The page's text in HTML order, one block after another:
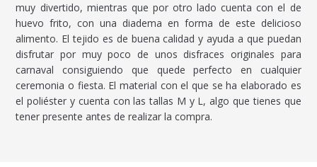
muy divertido, mientras que por otro lado cuenta con el de
huevo frito, con una diadema en forma de este delicioso
alimento. El tejido es de buena calidad y ayuda a que puedan
disfrutar por muy poco de unos disfraces originales para
carnaval consiguiendo que quede perfecto en cualquier
ceremonia o fiesta. El material con el que se ha elaborado es
el poliéster y cuenta con las tallas M y L, algo que tienes que
tener presente antes de realizar la compra.